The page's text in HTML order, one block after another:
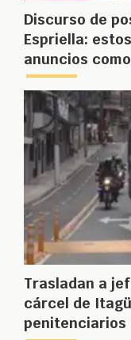
Discurso de
Espriella:
anuncios
Trasladan a
cárcel de
penitenciarios